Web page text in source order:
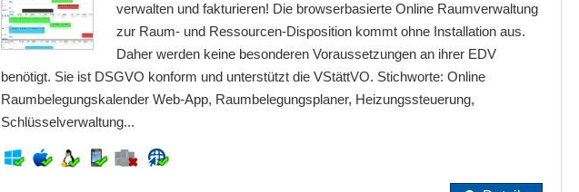
verwalten und fakturieren! Die browserbasierte Online Raumverwaltung
zur Raum- und Ressourcen-Disposition kommt ohne Installation aus.
Daher werden keine besonderen Voraussetzungen an ihrer EDV
benötigt. Sie ist DSGVO konform und unterstützt die VStättVO. Stichworte: Online
Raumbelegungskalender Web-App, Raumbelegungsplaner, Heizungssteuerung,
Schlüsselverwaltung...